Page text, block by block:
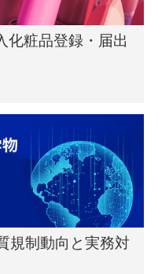
化粧品登録・届出
規制動向と実務対